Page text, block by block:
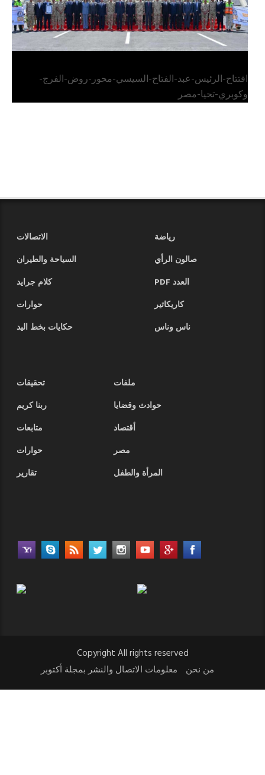
افتتاح-الرئيس-عبد-الفتاح-السيسي-محور-روض-الفرج-
وكوبري-تحيا-مصر
رياضة
الاتصالات
صالون الرأي
السياحة والطيران
العدد PDF
كلام جرايد
كاريكاتير
حوارات
ناس وناس
حكايات بخط اليد
ملفات
تحقيقات
حوادث وقضايا
ربنا كريم
أقتصاد
متابعات
مصر
حوارات
المرأة والطفل
تقارير
Copyright All rights reserved
من نحن
معلومات الاتصال والنشر بمجلة أكتوبر